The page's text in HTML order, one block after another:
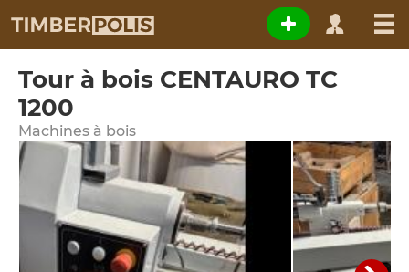
Tour à bois CENTAURO TC
1200
Machines à bois